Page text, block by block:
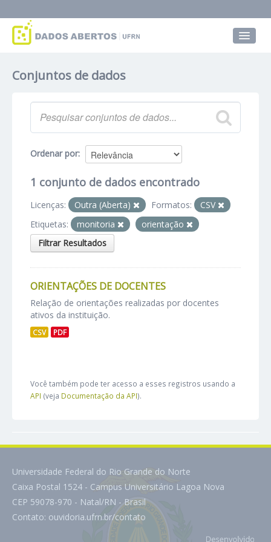
Grupos
Sobre
Conjuntos de dados
Ordenar por
1 conjunto de dados encontrado
Licenças: Outra (Aberta) Formatos:
CSV
Etiquetas:
monitoria
orientação
Filtrar Resultados
ORIENTAÇÕES DE DOCENTES
Relação de orientações realizadas por docentes
ativos da instituição.
CSV PDF
Você também pode ter acesso a esses registros usando a
API (veja Documentação da API).
Universidade Federal do Rio Grande do Norte
Caixa Postal 1524 - Campus Universitário Lagoa Nova
CEP 59078-970 - Natal/RN - Brasil
Contato: ouvidoria.ufrn.br/contato